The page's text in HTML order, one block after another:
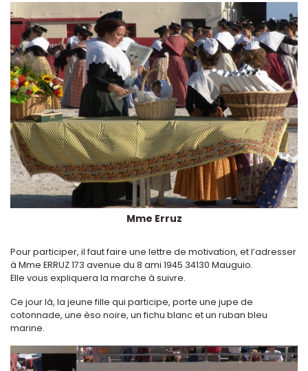
Mme Erruz
Pour participer, il faut faire une lettre de motivation, et l’adresser
à Mme ERRUZ 173 avenue du 8 ami 1945 34130 Mauguio.
Elle vous expliquera la marche à suivre.
Ce jour là, la jeune fille qui participe, porte une jupe de
cotonnade, une èso noire, un fichu blanc et un ruban bleu
marine.